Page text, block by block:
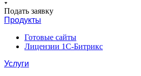
Подать заявку
Продукты
Готовые сайты
Лицензии 1С-Битрикс
Услуги